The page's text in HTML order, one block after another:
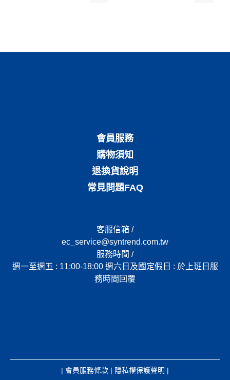
會員服務
購物須知
退換貨說明
常見問題FAQ
客服信箱 /
ec_service@syntrend.com.tw
服務時間 /
週一至週五 : 11:00-18:00 週六日及國定假日 : 於上班日服
務時間回覆
| 會員服務條款 | 隱私權保護聲明 |